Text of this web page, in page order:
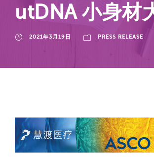
utDNA 小身材
2021年3月19日 PRESS RELEASE